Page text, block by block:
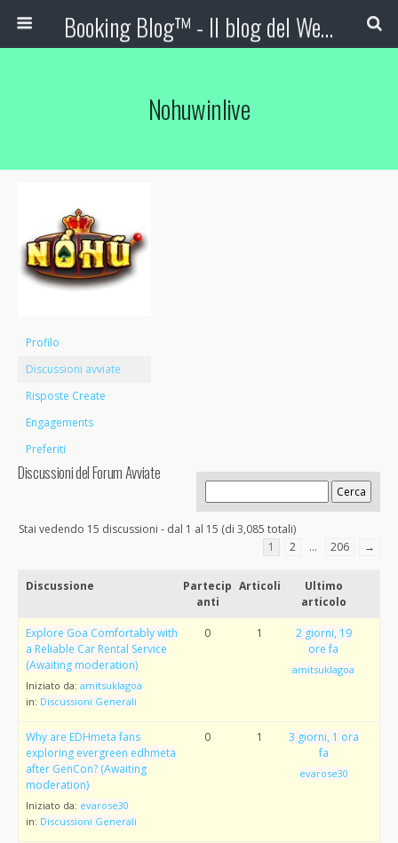
Booking Blog™ - Il blog del Web Marketing Turistico
Nohuwinlive
Profilo
Discussioni avviate
Risposte Create
Engagements
Preferiti
Discussioni del Forum Avviate
Stai vedendo 15 discussioni - dal 1 al 15 (di 3,085 totali)
1
2 … 206 →
Discussione
Partecip
anti
Articoli
Ultimo
articolo
Explore Goa Comfortably with
a Reliable Car Rental Service
(Awaiting moderation)
Iniziato da: amitsuklagoa
in: Discussioni Generali
0 1
2 giorni, 19
ore fa
amitsuklagoa
Why are EDHmeta fans
exploring evergreen edhmeta
after GenCon? (Awaiting
moderation)
Iniziato da: evarose30
in: Discussioni Generali
0 1
3 giorni, 1 ora
fa
evarose30